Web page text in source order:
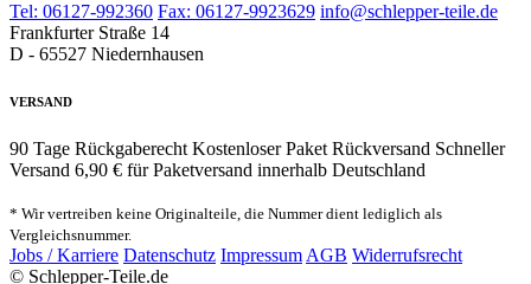
Tel: 06127-992360 Fax: 06127-9923629 info@schlepper-teile.de
Frankfurter Straße 14
D - 65527 Niedernhausen
VERSAND
90 Tage Rückgaberecht Kostenloser Paket Rückversand Schneller
Versand 6,90 € für Paketversand innerhalb Deutschland
* Wir vertreiben keine Originalteile, die Nummer dient lediglich als
Vergleichsnummer.
Jobs / Karriere Datenschutz Impressum AGB Widerrufsrecht
© Schlepper-Teile.de